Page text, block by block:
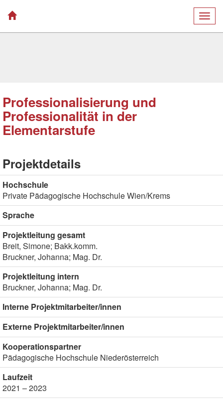
Professionalisierung und
Professionalität in der
Elementarstufe
Projektdetails
Hochschule
Private Pädagogische Hochschule Wien/Krems
Sprache
Projektleitung gesamt
Breit, Simone; Bakk.komm.
Bruckner, Johanna; Mag. Dr.
Projektleitung intern
Bruckner, Johanna; Mag. Dr.
Interne Projektmitarbeiter/innen
Externe Projektmitarbeiter/innen
Kooperationspartner
Pädagogische Hochschule Niederösterreich
Laufzeit
2021 – 2023